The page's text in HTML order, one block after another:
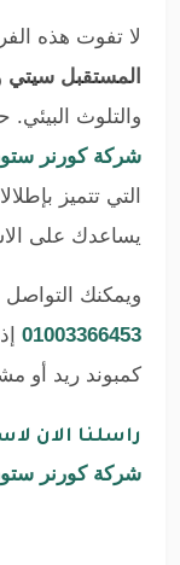
لا تفوت هذه
المستقبل سيتي
والتلوث
شركة كورنر
التي تتميز
يساعدك على
ويمكنك
01003366453
كمبوند ريد أو
راسلنا الان
شركة كورنر